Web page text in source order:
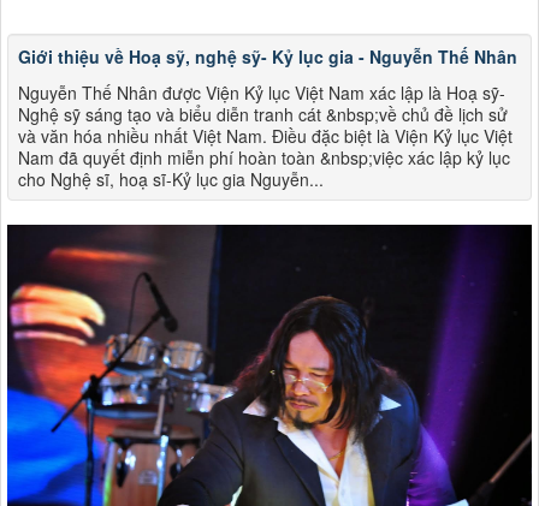
Giới thiệu về Hoạ sỹ, nghệ sỹ- Kỷ lục gia - Nguyễn Thế Nhân
Nguyễn Thế Nhân được Viện Kỷ lục Việt Nam xác lập là Hoạ sỹ-
Nghệ sỹ sáng tạo và biểu diễn tranh cát &nbsp;về chủ đề lịch sử
và văn hóa nhiều nhất Việt Nam. Điều đặc biệt là Viện Kỷ lục Việt
Nam đã quyết định miễn phí hoàn toàn &nbsp;việc xác lập kỷ lục
cho Nghệ sĩ, hoạ sĩ-Kỷ lục gia Nguyễn...